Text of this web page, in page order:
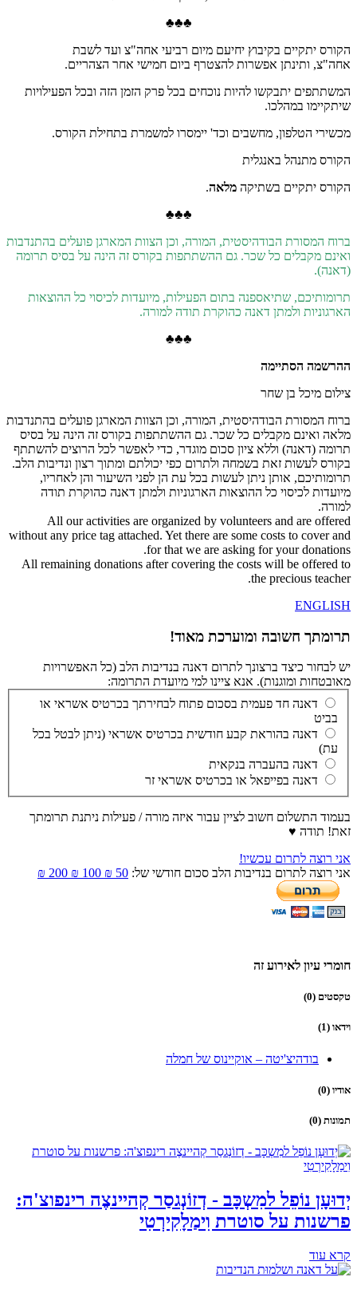
♣♣♣
הקורס יתקיים בקיבוץ יחיעם מיום רביעי אחה"צ ועד לשבת
אחה"צ, ותינתן אפשרות להצטרף ביום חמישי אחר הצהריים.
המשתתפים יתבקשו להיות נוכחים בכל פרק הזמן הזה ובכל הפעילויות
שיתקיימו במהלכו.
מכשירי הטלפון, מחשבים וכד' יימסרו למשמרת בתחילת הקורס.
הקורס מתנהל באנגלית
הקורס יתקיים בשתיקה מלאה.
♣♣♣
ברוח המסורת הבודהיסטית, המורה, וכן הצוות המארגן פועלים בהתנדבות
ואינם מקבלים כל שכר. גם ההשתתפות בקורס זה הינה על בסיס תרומה
(דאנה).
תרומותיכם, שתיאספנה בתום הפעילות, מיועדות לכיסוי כל ההוצאות
הארגוניות ולמתן דאנה כהוקרת תודה למורה.
♣♣♣
ההרשמה הסתיימה
צילום מיכל בן שחר
ברוח המסורת הבודהיסטית, המורה, וכן הצוות המארגן פועלים בהתנדבות
מלאה ואינם מקבלים כל שכר. גם ההשתתפות בקורס זה הינה על בסיס
תרומה (דאנה) וללא ציון סכום מוגדר, כדי לאפשר לכל הרוצים להשתתף
בקורס לעשות זאת בשמחה ולתרום כפי יכולתם ומתוך רצון ונדיבות הלב.
תרומותיכם, אותן ניתן לעשות בכל עת הן לפני השיעור והן לאחריו,
מיועדות לכיסוי כל ההוצאות הארגוניות ולמתן דאנה כהוקרת תודה
למורה.
All our activities are organized by volunteers and are offered
without any price tag attached. Yet there are some costs to cover and
for that we are asking for your donations.
All remaining donations after covering the costs will be offered to
the precious teacher.
ENGLISH
תרומתך חשובה ומוערכת מאוד!
יש לבחור כיצד ברצונך לתרום דאנה בנדיבות הלב (כל האפשרויות
מאובטחות ומוגנות). אנא ציינו למי מיועדת התרומה:
דאנה חד פעמית בסכום פתוח לבחירתך בכרטיס אשראי או
בביט
דאנה בהוראת קבע חודשית בכרטיס אשראי (ניתן לבטל בכל
עת)
דאנה בהעברה בנקאית
דאנה בפייפאל או בכרטיס אשראי זר
בעמוד התשלום חשוב לציין עבור איזה מורה / פעילות ניתנת תרומתך
זאת! תודה ♥
אני רוצה לתרום עכשיו!
אני רוצה לתרום בנדיבות הלב סכום חודשי של: 50 ₪
100 ₪
200 ₪
חומרי עיון לאירוע זה
טקסטים (0)
וידאו (1)
בודהיצ'יטה – אוקיינוס של חמלה
אודיו (0)
תמונות (0)
יְדוּעָן נוֹפֵל למִשְכָּב - דְזוֹנְגסַר קְהיינצֶה רינפוצ'ה:
פרשנות על סוטרת וִימַלָקִירְטִי
קרא עוד